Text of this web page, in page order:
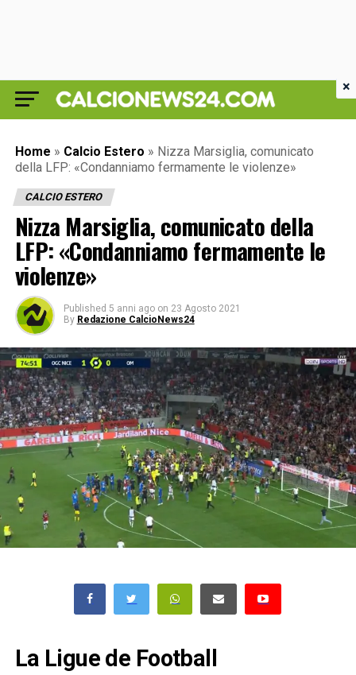
Home » Calcio Estero » Nizza Marsiglia, comunicato
della LFP: «Condanniamo fermamente le violenze»
CALCIO ESTERO
Nizza Marsiglia, comunicato della
LFP: «Condanniamo fermamente le
violenze»
Published 5 anni ago on 23 Agosto 2021
By Redazione CalcioNews24
La Ligue de Football
×